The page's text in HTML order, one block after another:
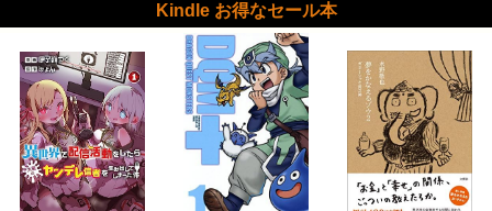
Kindle お得なセール本